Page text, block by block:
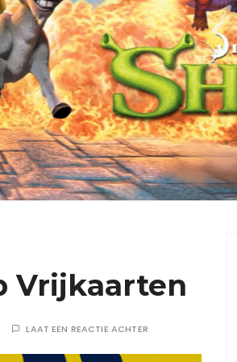
1 MAAND GELEDEN
LEES VERDER
Vrijkaarten
LAAT EEN REACTIE ACHTER